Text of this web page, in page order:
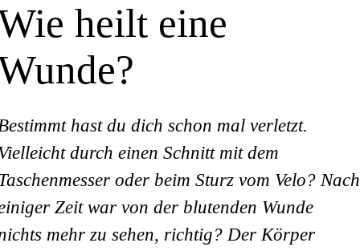
heilt eine
hast du dich schon mal verletzt.
durch einen Schnitt mit dem
oder beim Sturz vom Velo? Nach
Zeit war von der blutenden Wunde
mehr zu sehen, richtig? Der Körper